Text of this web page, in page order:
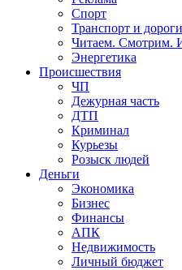
Спорт
Транспорт и дороги
Читаем. Смотрим.
Энергетика
Происшествия
ЧП
Дежурная часть
ДТП
Криминал
Курьезы
Розыск людей
Деньги
Экономика
Бизнес
Финансы
АПК
Недвижимость
Личный бюджет